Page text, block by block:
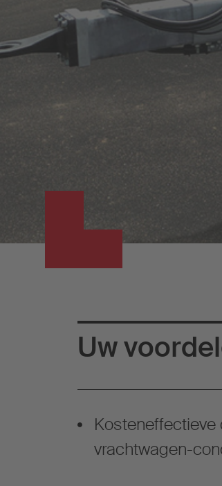
Uw
vrachtwagen-